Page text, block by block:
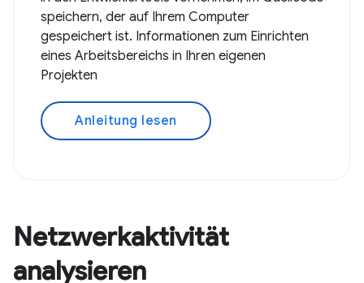
speichern, der auf Ihrem Computer
gespeichert ist. Informationen zum Einrichten
eines Arbeitsbereichs in Ihren eigenen
Projekten
Anleitung lesen
Netzwerkaktivität
analysieren